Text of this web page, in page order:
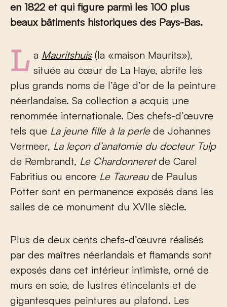
en 1822 et qui figure parmi les 100 plus
beaux bâtiments historiques des Pays-Bas.
La Mauritshuis(la «maison Maurits»),
située au cœur de La Haye, abrite les
plus grands noms de l’âge d’or de la peinture
néerlandaise. Sa collection a acquis une
renommée internationale. Des chefs-d’œuvre
tels que La jeune fille à la perlede Johannes
Vermeer, La leçon d’anatomie du docteur Tulp
de Rembrandt, Le Chardonneretde Carel
Fabritius ou encore Le Taureaude Paulus
Potter sont en permanence exposés dans les
salles de ce monument du XVIIe siècle.
Plus de deux cents chefs-d’œuvre réalisés
par des maîtres néerlandais et flamands sont
exposés dans cet intérieur intimiste, orné de
murs en soie, de lustres étincelants et de
gigantesques peintures au plafond. Les